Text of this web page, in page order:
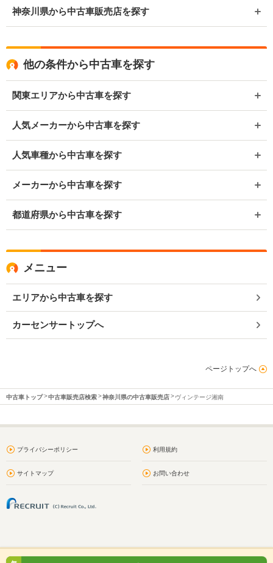
神奈川県から中古車販売店を探す
他の条件から中古車を探す
関東エリアから中古車を探す
人気メーカーから中古車を探す
人気車種から中古車を探す
メーカーから中古車を探す
都道府県から中古車を探す
メニュー
エリアから中古車を探す
カーセンサートップへ
ページトップへ
中古車トップ 中古車販売店検索 神奈川県の中古車販売店 ヴィンテージ湘南
プライバシーポリシー 利用規約
サイトマップ お問い合わせ